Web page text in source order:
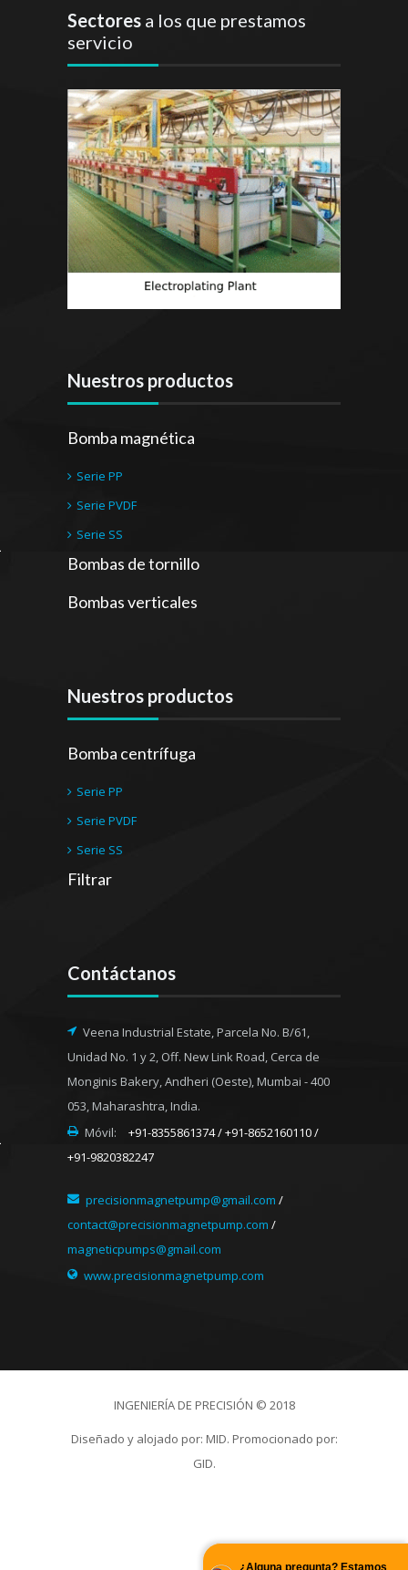
¿Alguna pregunta? Estamos
Sectores a los que prestamos
servicio
Nuestros productos
Bomba magnética
Serie PP
Serie PVDF
Serie SS
Bombas de tornillo
Bombas verticales
Nuestros productos
Bomba centrífuga
Serie PP
Serie PVDF
Serie SS
Filtrar
Contáctanos
Veena Industrial Estate, Parcela No. B/61,
Unidad No. 1 y 2, Off. New Link Road, Cerca de
Monginis Bakery, Andheri (Oeste), Mumbai - 400
053, Maharashtra, India.
Móvil:
+91-8355861374 / +91-8652160110 /
+91-9820382247
precisionmagnetpump@gmail.com /
contact@precisionmagnetpump.com /
magneticpumps@gmail.com
www.precisionmagnetpump.com
INGENIERÍA DE PRECISIÓN © 2018
Diseñado y alojado por: MID. Promocionado por:
GID.